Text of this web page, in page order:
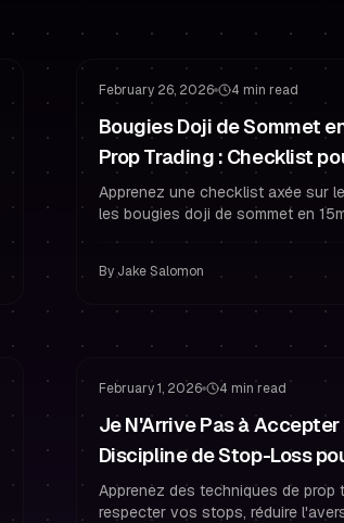
Gestion du Risque Psychologie de
February 26, 2026 4 min read
Bougies Doji de Sommet
Prop Trading : Checklist
Financé
Apprenez une checklist axée sur
les bougies doji de sommet en
By Jake Salomon
February 1, 2026 4 min read
Je N'Arrive Pas à Accepter
Discipline de Stop-Loss
Trading et les Traders
Apprenez des techniques de prop
respecter vos stops, réduire